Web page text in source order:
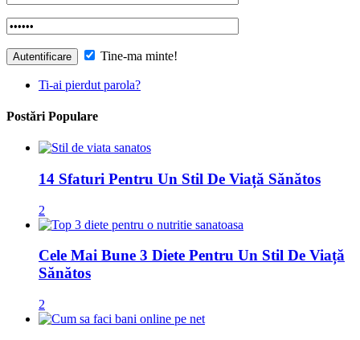
Tine-ma minte!
Ti-ai pierdut parola?
Postări Populare
14 Sfaturi Pentru Un Stil De Viață Sănătos
2
Cele Mai Bune 3 Diete Pentru Un Stil De Viață
Sănătos
2